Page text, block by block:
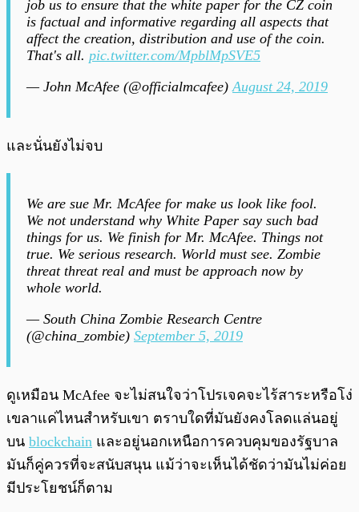
job us to ensure that the white paper for the CZ coin
is factual and informative regarding all aspects that
affect the creation, distribution and use of the coin.
That's all. pic.twitter.com/MpblMpSVE5
— John McAfee (@officialmcafee)August 24, 2019
และนั่นยังไม่จบ
We are sue Mr. McAfee for make us look like fool.
We not understand why White Paper say such bad
things for us. We finish for Mr. McAfee. Things not
true. We serious research. World must see. Zombie
threat threat real and must be approach now by
whole world.
— South China Zombie Research Centre
(@china_zombie) September 5, 2019
ดูเหมือน McAfee จะไม่สนใจว่าโปรเจคจะไร้สาระหรือโง่
เขลาแค่ไหนสำหรับเขา ตราบใดที่มันยังคงโลดแล่นอยู่
บน blockchain และอยู่นอกเหนือการควบคุมของรัฐบาล
มันก็คู่ควรที่จะสนับสนุน แม้ว่าจะเห็นได้ชัดว่ามันไม่ค่อย
มีประโยชน์ก็ตาม